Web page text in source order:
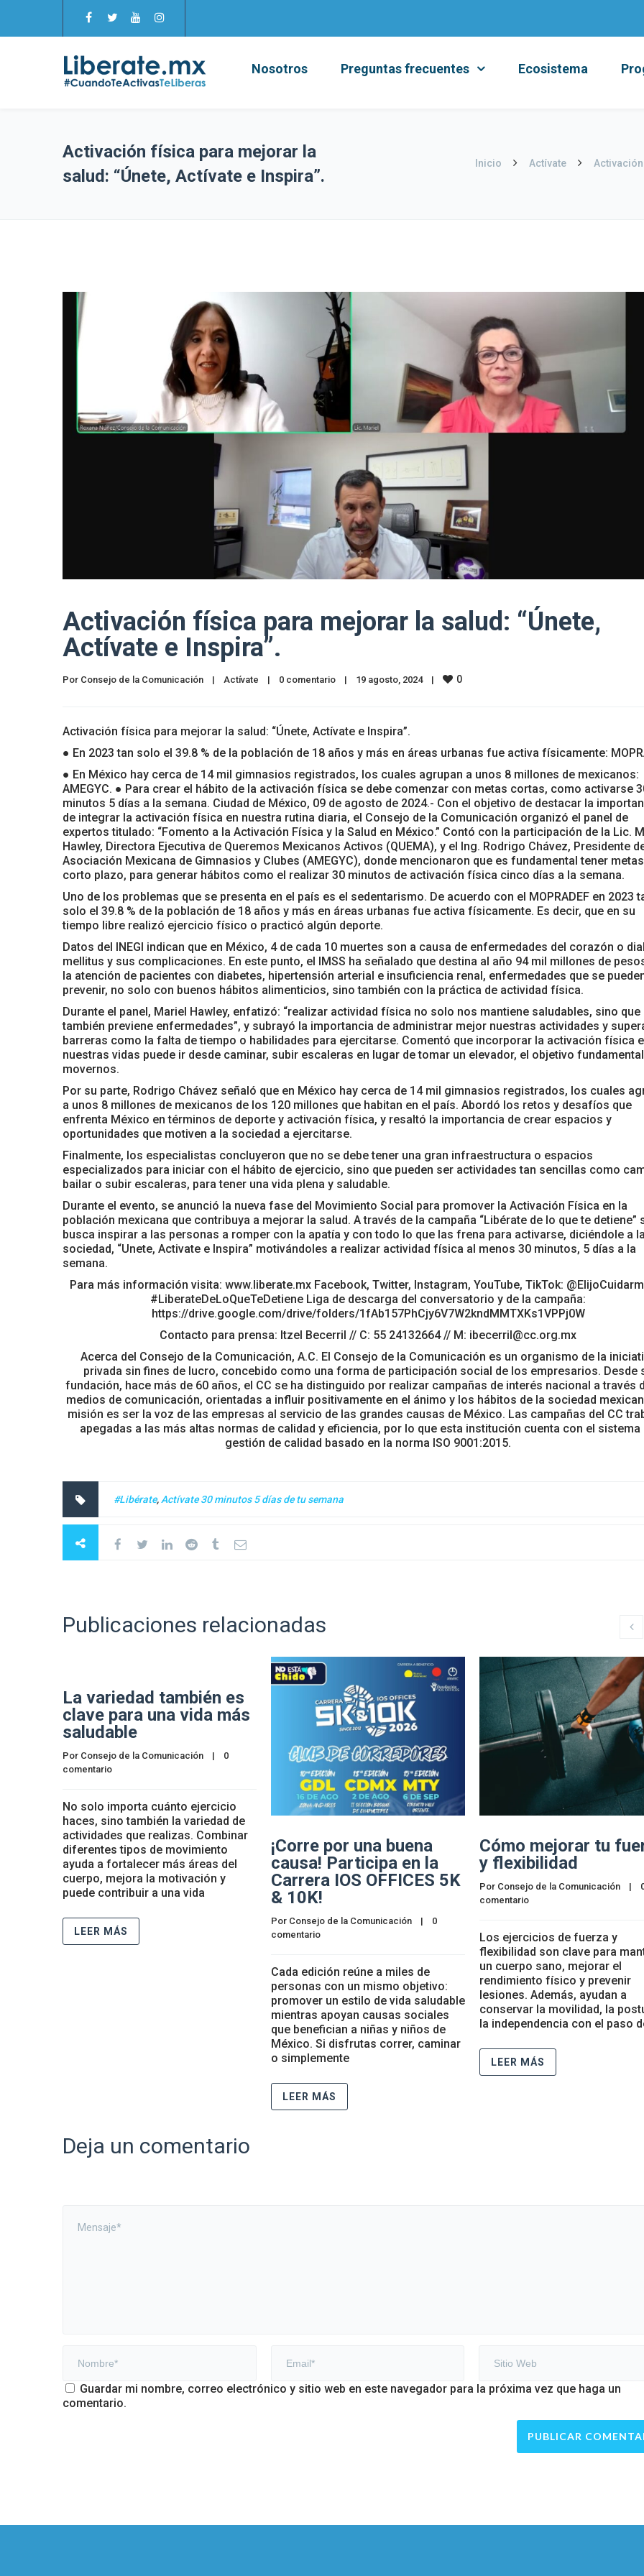
Nosotros Preguntas frecuentes Ecosistema
Activación física para mejorar la
salud: “Únete, Actívate e Inspira”.
Inicio Actívate
Activación física para mejorar la salud: “Únete,
Actívate e Inspira”.
Por Consejo de la Comunicación | Actívate | 0 comentario | 19 agosto, 2024 | 0
Activación física para mejorar la salud: “Únete, Actívate e Inspira”.
● En 2023 tan solo el 39.8 % de la población de 18 años y más en áreas urbanas fue activa físicamente:
● En México hay cerca de 14 mil gimnasios registrados, los cuales agrupan a unos 8 millones de mexicanos:
AMEGYC. ● Para crear el hábito de la activación física se debe comenzar con metas cortas, como activarse
minutos 5 días a la semana. Ciudad de México, 09 de agosto de 2024.- Con el objetivo de destacar la
de integrar la activación física en nuestra rutina diaria, el Consejo de la Comunicación organizó el panel de
expertos titulado: “Fomento a la Activación Física y la Salud en México.” Contó con la participación de la Lic.
Hawley, Directora Ejecutiva de Queremos Mexicanos Activos (QUEMA), y el Ing. Rodrigo Chávez, Presidente
Asociación Mexicana de Gimnasios y Clubes (AMEGYC), donde mencionaron que es fundamental tener
corto plazo, para generar hábitos como el realizar 30 minutos de activación física cinco días a la semana.
Uno de los problemas que se presenta en el país es el sedentarismo. De acuerdo con el MOPRADEF en 2023
solo el 39.8 % de la población de 18 años y más en áreas urbanas fue activa físicamente. Es decir, que en su
tiempo libre realizó ejercicio físico o practicó algún deporte.
Datos del INEGI indican que en México, 4 de cada 10 muertes son a causa de enfermedades del corazón o
mellitus y sus complicaciones. En este punto, el IMSS ha señalado que destina al año 94 mil millones de
la atención de pacientes con diabetes, hipertensión arterial e insuficiencia renal, enfermedades que se
prevenir, no solo con buenos hábitos alimenticios, sino también con la práctica de actividad física.
Durante el panel, Mariel Hawley, enfatizó: “realizar actividad física no solo nos mantiene saludables, sino que
también previene enfermedades”, y subrayó la importancia de administrar mejor nuestras actividades y
barreras como la falta de tiempo o habilidades para ejercitarse. Comentó que incorporar la activación física
nuestras vidas puede ir desde caminar, subir escaleras en lugar de tomar un elevador, el objetivo
movernos.
Por su parte, Rodrigo Chávez señaló que en México hay cerca de 14 mil gimnasios registrados, los cuales
a unos 8 millones de mexicanos de los 120 millones que habitan en el país. Abordó los retos y desafíos que
enfrenta México en términos de deporte y activación física, y resaltó la importancia de crear espacios y
oportunidades que motiven a la sociedad a ejercitarse.
Finalmente, los especialistas concluyeron que no se debe tener una gran infraestructura o espacios
especializados para iniciar con el hábito de ejercicio, sino que pueden ser actividades tan sencillas como
bailar o subir escaleras, para tener una vida plena y saludable.
Durante el evento, se anunció la nueva fase del Movimiento Social para promover la Activación Física en la
población mexicana que contribuya a mejorar la salud. A través de la campaña “Libérate de lo que te detiene”
busca inspirar a las personas a romper con la apatía y con todo lo que las frena para activarse, diciéndole a la
sociedad, “Unete, Activate e Inspira” motivándoles a realizar actividad física al menos 30 minutos, 5 días a la
semana.
Para más información visita: www.liberate.mx Facebook, Twitter, Instagram, YouTube, TikTok:
#LiberateDeLoQueTeDetiene Liga de descarga del conversatorio y de la campaña:
https://drive.google.com/drive/folders/1fAb157PhCjy6V7W2kndMMTXKs1VPPj0W
Contacto para prensa: Itzel Becerril // C: 55 24132664 // M: ibecerril@cc.org.mx
Acerca del Consejo de la Comunicación, A.C. El Consejo de la Comunicación es un organismo de la
privada sin fines de lucro, concebido como una forma de participación social de los empresarios. Desde
fundación, hace más de 60 años, el CC se ha distinguido por realizar campañas de interés nacional a través
medios de comunicación, orientadas a influir positivamente en el ánimo y los hábitos de la sociedad
misión es ser la voz de las empresas al servicio de las grandes causas de México. Las campañas del CC
apegadas a las más altas normas de calidad y eficiencia, por lo que esta institución cuenta con el sistema
gestión de calidad basado en la norma ISO 9001:2015.
#Libérate,Actívate 30 minutos 5 días de tu semana
Publicaciones relacionadas
La variedad también es
clave para una vida más
saludable
Por Consejo de la Comunicación
    |
0
comentario
No solo importa cuánto ejercicio
haces, sino también la variedad de
actividades que realizas. Combinar
diferentes tipos de movimiento
ayuda a fortalecer más áreas del
cuerpo, mejora la motivación y
puede contribuir a una vida
LEER MÁS
¡Corre por una buena
causa! Participa en la
Carrera IOS OFFICES 5K
& 10K!
Por Consejo de la Comunicación
    |
0
comentario
Cada edición reúne a miles de
personas con un mismo objetivo:
promover un estilo de vida saludable
mientras apoyan causas sociales
que benefician a niñas y niños de
México. Si disfrutas correr, caminar
o simplemente
LEER MÁS
Cómo mejorar tu
y flexibilidad
Por Consejo de la Comunicación
    |
comentario
Los ejercicios de fuerza y
flexibilidad son clave para
un cuerpo sano, mejorar el
rendimiento físico y prevenir
lesiones. Además, ayudan a
conservar la movilidad, la
la independencia con el paso
LEER MÁS
Deja un comentario
Guardar mi nombre, correo electrónico y sitio web en este navegador para la próxima vez que haga un
comentario.